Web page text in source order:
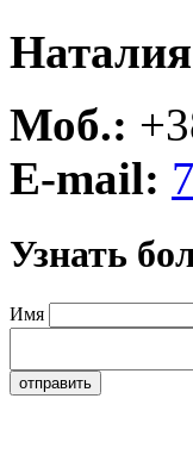
Наталия
Моб.:
E-mail:
Узнать
Имя